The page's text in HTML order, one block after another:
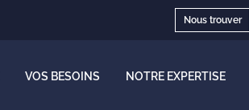
Nous trouver
VOS BESOINS NOTRE EXPERTISE